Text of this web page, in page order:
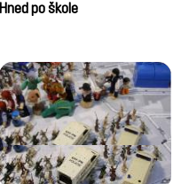
Hned po škole